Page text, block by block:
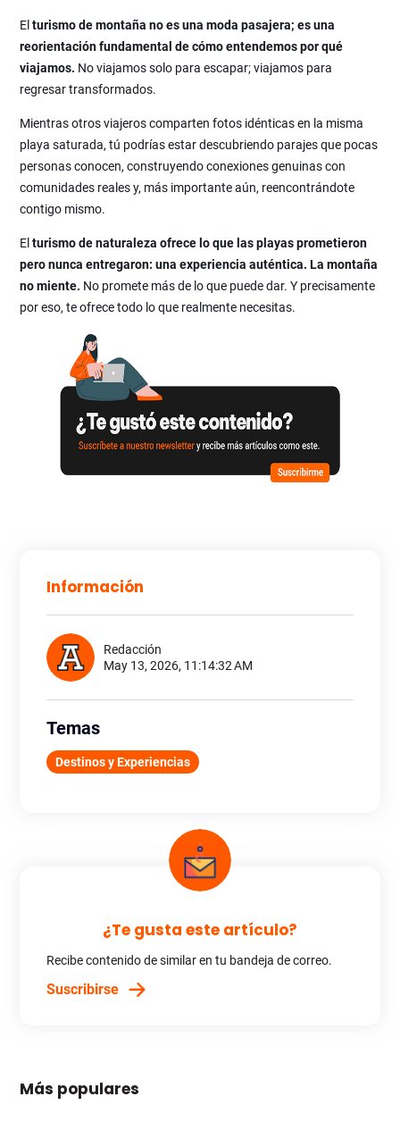
Elturismo de montaña no es una moda pasajera; es una
reorientación fundamental de cómo entendemos por qué
viajamos. No viajamos solo para escapar; viajamos para
regresar transformados.
Mientras otros viajeros comparten fotos idénticas en la misma
playa saturada, tú podrías estar descubriendo parajes que pocas
personas conocen, construyendo conexiones genuinas con
comunidades reales y, más importante aún, reencontrándote
contigo mismo.
Elturismo de naturaleza ofrece lo que las playas prometieron
pero nunca entregaron: una experiencia auténtica. La montaña
no miente. No promete más de lo que puede dar. Y precisamente
por eso, te ofrece todo lo que realmente necesitas.
Información
Redacción
May 13, 2026, 11:14:32 AM
Temas
Destinos y Experiencias
¿Te gusta este artículo?
Recibe contenido de similar en tu bandeja de correo.
Suscribirse
Más populares